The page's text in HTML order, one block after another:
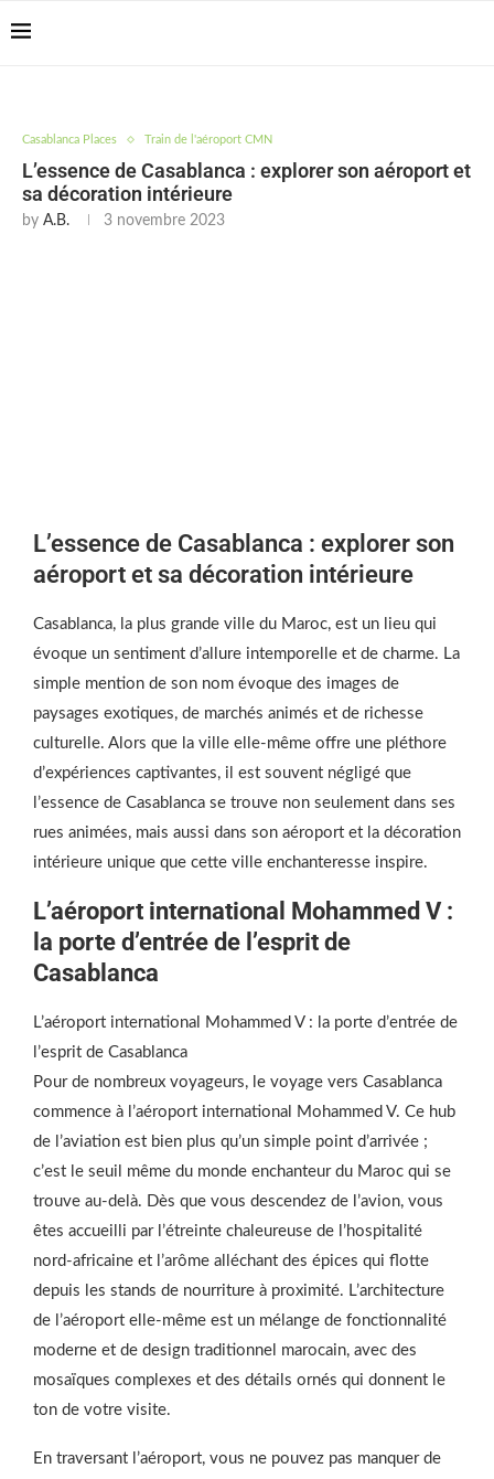
Casablanca Places Train de l'aéroport CMN
L’essence de Casablanca : explorer son aéroport et
sa décoration intérieure
by A.B. 3 novembre 2023
L’essence de Casablanca : explorer son
aéroport et sa décoration intérieure
Casablanca, la plus grande ville du Maroc, est un lieu qui
évoque un sentiment d’allure intemporelle et de charme. La
simple mention de son nom évoque des images de
paysages exotiques, de marchés animés et de richesse
culturelle. Alors que la ville elle-même offre une pléthore
d’expériences captivantes, il est souvent négligé que
l’essence de Casablanca se trouve non seulement dans ses
rues animées, mais aussi dans son aéroport et la décoration
intérieure unique que cette ville enchanteresse inspire.
L’aéroport international Mohammed V :
la porte d’entrée de l’esprit de
Casablanca
L’aéroport international Mohammed V : la porte d’entrée de
l’esprit de Casablanca
Pour de nombreux voyageurs, le voyage vers Casablanca
commence à l’aéroport international Mohammed V. Ce hub
de l’aviation est bien plus qu’un simple point d’arrivée ;
c’est le seuil même du monde enchanteur du Maroc qui se
trouve au-delà. Dès que vous descendez de l’avion, vous
êtes accueilli par l’étreinte chaleureuse de l’hospitalité
nord-africaine et l’arôme alléchant des épices qui flotte
depuis les stands de nourriture à proximité. L’architecture
de l’aéroport elle-même est un mélange de fonctionnalité
moderne et de design traditionnel marocain, avec des
mosaïques complexes et des détails ornés qui donnent le
ton de votre visite.
En traversant l’aéroport, vous ne pouvez pas manquer de